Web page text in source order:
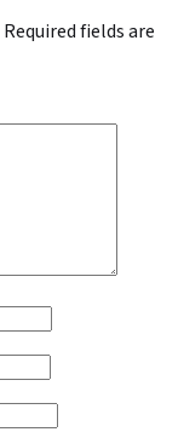
Required fields are